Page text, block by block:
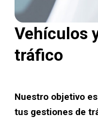
Vehículos
tráfico
Nuestro objetivo
tus gestiones de